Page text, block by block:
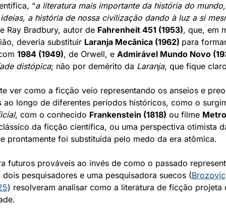
“a literatura mais importante da história do
a história de nossa civilização dando à luz a si
Ray Bradbury, autor de Fahrenheit 451 (1953), que, em
deveria substituir Laranja Mecânica (1962) para
1984 (1949), de Orwell, e Admirável Mundo Novo
distópica; não por demérito da Laranja, que fique
ver como a ficção veio representando os anseios e
, com o conhecido Frankenstein (1818) ou filme
da ficção científica, ou uma perspectiva otimista
prontamente foi substituída pelo medo da era atômica.
futuros prováveis ao invés de como o passado
pesquisadores e uma pesquisadora suecos (
) resolveram analisar como a literatura de ficção projeta